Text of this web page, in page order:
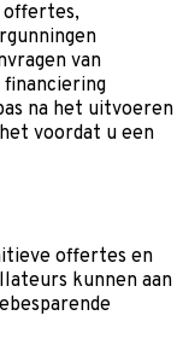
offertes,
van
financiering
na het uitvoeren
voordat u een
offertes en
kunnen aan